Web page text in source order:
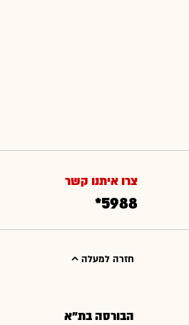
צרו איתנו קשר
*5988
חזרה למעלה
הבורסה בת"א